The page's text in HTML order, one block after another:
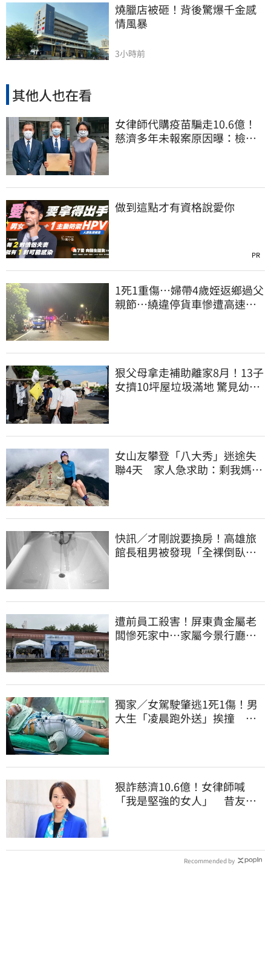
燒臘店被砸！背後驚爆千金感
情風暴
3小時前
其他人也在看
女律師代購疫苗騙走10.6億！
慈濟多年未報案原因曝：檢警
做到這點才有資格說愛你
PR
1死1重傷…婦帶4歲姪返鄉過父
親節…繞違停貨車慘遭高速撞
狠父母拿走補助離家8月！13子
女擠10坪屋垃圾滿地 驚見幼童
女山友攀登「八大秀」迷途失
聯4天 家人急求助：剩我媽還
快訊／才剛說要換房！高雄旅
館長租男被發現「全裸倒臥浴
遭前員工殺害！屏東貴金屬老
闆慘死家中…家屬今景行廳低
獨家／女駕駛肇逃1死1傷！男
大生「凌晨跑外送」挨撞 媽
狠詐慈濟10.6億！女律師喊
「我是堅強的女人」 昔友人
Recommended by